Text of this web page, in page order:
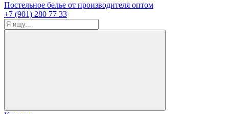
Постельное белье от производителя оптом
+7 (901) 280 77 33